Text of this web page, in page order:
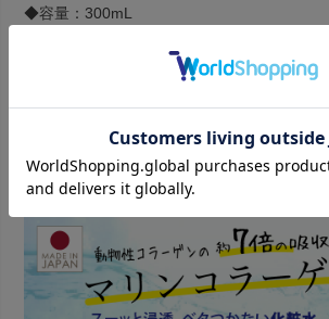
◆容量：300mL
ス、ヒバマタエキス、オキナワモズクエキ
ン（加水分解コラーゲン）
製品特長